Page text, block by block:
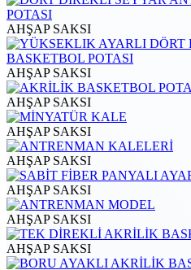
AHŞAP SAKSI
AHŞAP SAKSI
AHŞAP SAKSI
AHŞAP SAKSI
AHŞAP SAKSI
AHŞAP SAKSI
AHŞAP SAKSI
AHŞAP SAKSI